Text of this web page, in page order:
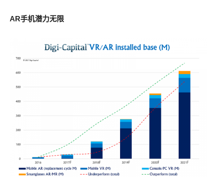
AR手机潜力无限